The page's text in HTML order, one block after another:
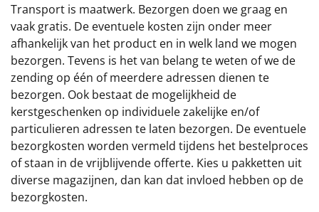
Transport is maatwerk. Bezorgen doen we graag en
vaak gratis. De eventuele kosten zijn onder meer
afhankelijk van het product en in welk land we mogen
bezorgen. Tevens is het van belang te weten of we de
zending op één of meerdere adressen dienen te
bezorgen. Ook bestaat de mogelijkheid de
kerstgeschenken op individuele zakelijke en/of
particulieren adressen te laten bezorgen. De eventuele
bezorgkosten worden vermeld tijdens het bestelproces
of staan in de vrijblijvende offerte. Kies u pakketten uit
diverse magazijnen, dan kan dat invloed hebben op de
bezorgkosten.